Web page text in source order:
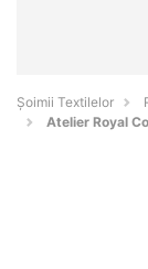
Șoimii Textilelor
Atelier Royal